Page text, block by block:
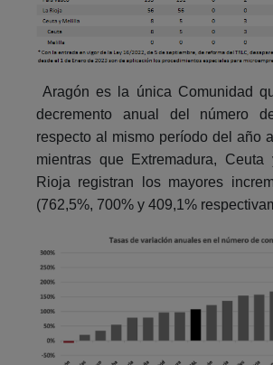
Aragón es la única Comunidad
decremento anual del número
respecto al mismo período del año
mientras que Extremadura,
Rioja registran los mayores
(762,5%, 700% y 409,1%